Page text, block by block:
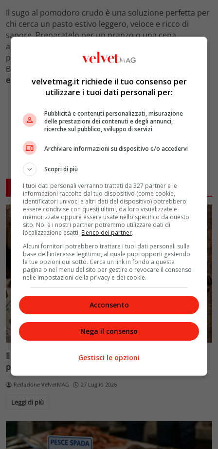
Il sugo al pomodoro crudo è una soluzione perfetta per
chi cerca un pasto estivo leggero, veloce e ricco di
sapore. Preparatelo per un pranzo o una cena
all’aperto e lasciatevi conquistare dalla freschezza dei
pomodori maturi e dal profumo del basilico fresco.
Buon appetito e buona estate a tutti!
estive
Involtini di riso freschi
ARTICOLI CORRELATI
Il caffè vola: prezzi su del 30% in un mese tra meteo
pazzo, magazzini vuoti e El Niño
Redazione VelvetMAG 27 Luglio 2026
Leggi di più
velvetmag.it richiede il tuo consenso per
utilizzare i tuoi dati personali per:
Pubblicità e contenuti personalizzati, misurazione
delle prestazioni dei contenuti e degli annunci,
ricerche sul pubblico, sviluppo di servizi
Archiviare informazioni su dispositivo e/o accedervi
Scopri di più
I tuoi dati personali verranno trattati da 327 partner e le
informazioni raccolte dal tuo dispositivo (come cookie,
identificatori univoci e altri dati del dispositivo) potrebbero
essere condivise con questi ultimi, da loro visualizzate e
memorizzate oppure essere usate nello specifico da questo
sito. Noi e i nostri partner potremmo utilizzare dati di
localizzazione esatti. Elenco dei partner.
Alcuni fornitori potrebbero trattare i tuoi dati personali sulla
base dell'interesse legittimo, al quale puoi opporti gestendo
le tue opzioni qui sotto. Cerca un link in fondo a questa
pagina o nel menu del sito per gestire o revocare il consenso
nelle impostazioni della privacy e dei cookie.
Acconsento
Nega il consenso
Gestisci le opzioni